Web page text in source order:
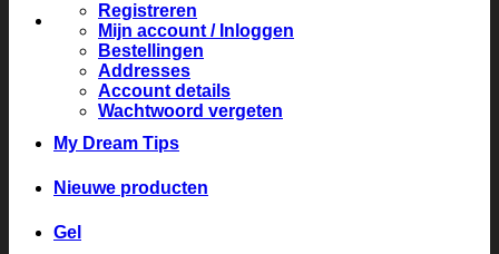
Registreren
Mijn account / Inloggen
Bestellingen
Addresses
Account details
Wachtwoord vergeten
My Dream Tips
Nieuwe producten
Gel